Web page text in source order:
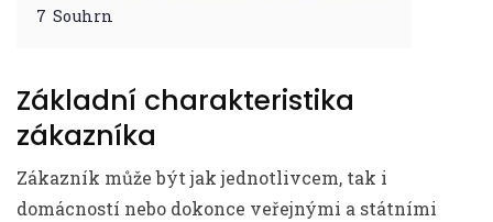
7 Souhrn
Základní charakteristika
zákazníka
Zákazník může být jak jednotlivcem, tak i
domácností nebo dokonce veřejnými a státními